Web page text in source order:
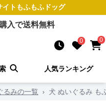
イト もふもふドッグ
入で送料無料
0 0
人気ランキング
るみの一覧 › 犬 ぬいぐるみ も